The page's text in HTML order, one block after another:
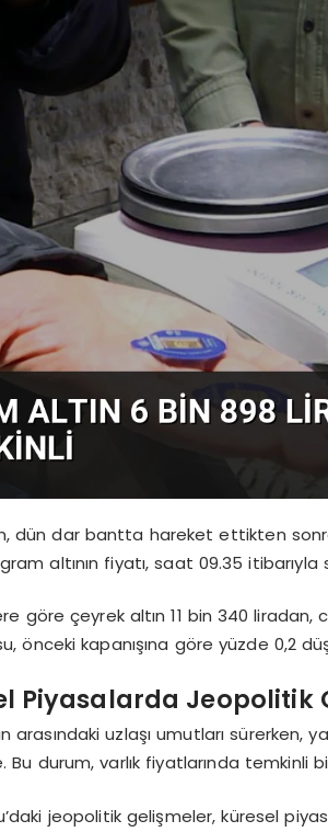
dün dar bantta hareket ettikten
altının fiyatı, saat 09.35 itibarıyla
göre çeyrek altın 11 bin 340
önceki kapanışına göre yüzde 0,2
Piyasalarda Jeopolitik
arasındaki uzlaşı umutları sürerken,
Bu durum, varlık fiyatlarında temkinli
jeopolitik gelişmeler, küresel